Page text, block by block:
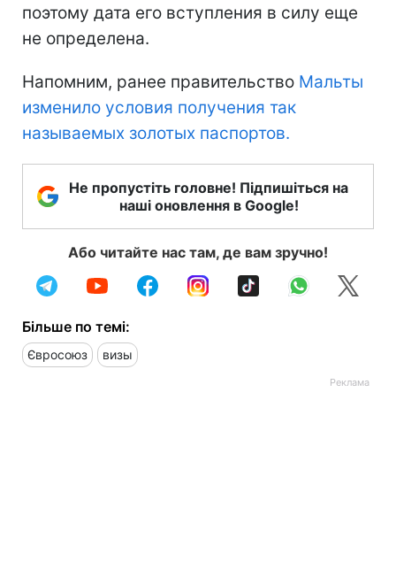
поэтому дата его вступления в силу еще
не определена.
Напомним, ранее правительство Мальты
изменило условия получения так
называемых золотых паспортов.
Не пропустіть головне! Підпишіться на
наші оновлення в Google!
Або читайте нас там, де вам зручно!
Більше по темі:
Євросоюз визы